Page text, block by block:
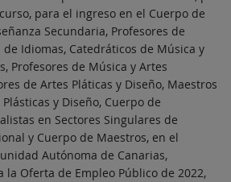
para el ingreso en el Cuerpo de
Secundaria, Profesores de
de Idiomas, Catedráticos de Música y
Profesores de Música y Artes
de Artes Pláticas y Diseño, Maestros
y Diseño, Cuerpo de
en Sectores Singulares de
y Cuerpo de Maestros, en el
Autónoma de Canarias,
la Oferta de Empleo Público de 2022,